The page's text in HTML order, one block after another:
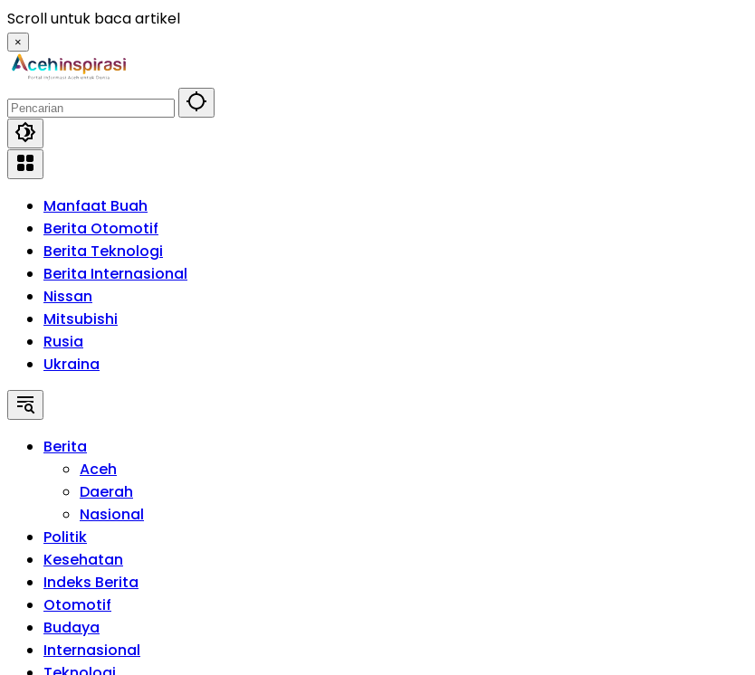
Langsung
ke
konten
Scroll untuk baca artikel
×
Manfaat Buah
Berita Otomotif
Berita Teknologi
Berita Internasional
Nissan
Mitsubishi
Rusia
Ukraina
Berita
Aceh
Daerah
Nasional
Politik
Kesehatan
Indeks Berita
Otomotif
Budaya
Internasional